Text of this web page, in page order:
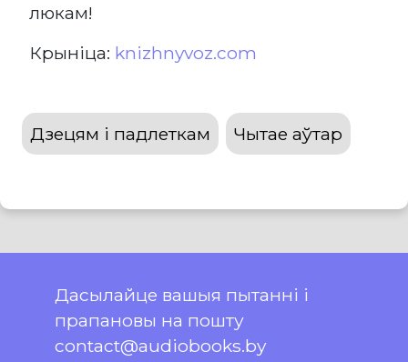
люкам!
Крыніца: knizhnyvoz.com
Дзецям і падлеткам Чытае аўтар
Дасылайце вашыя пытанні і
прапановы на пошту
contact@audiobooks.by